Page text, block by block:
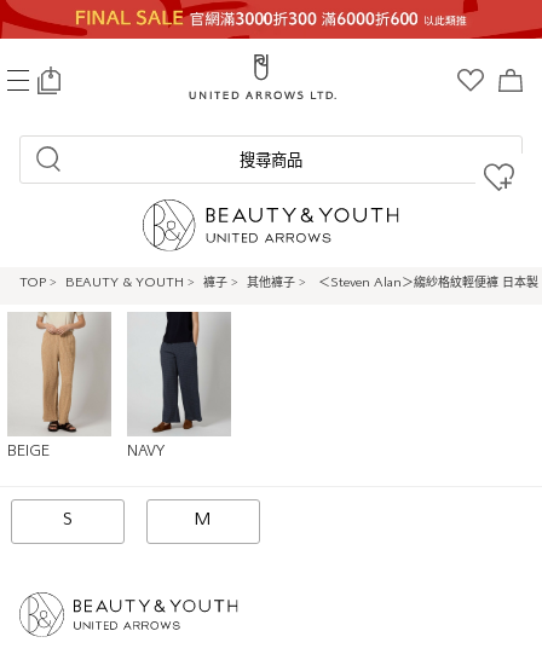
搜尋商品
TOP > BEAUTY & YOUTH > 褲子 > 其他褲子 > ＜Steven Alan＞縐紗格紋輕便褲 日本製
BEIGE NAVY
S M